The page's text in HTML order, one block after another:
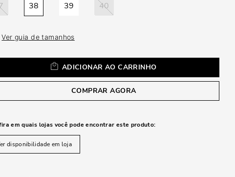
38 39 40
Ver guia de tamanhos
ADICIONAR AO CARRINHO
COMPRAR AGORA
em quais lojas você pode encontrar este produto:
disponibilidade em loja